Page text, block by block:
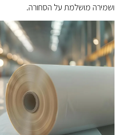
ושמירה מושלמת על הסחורה.